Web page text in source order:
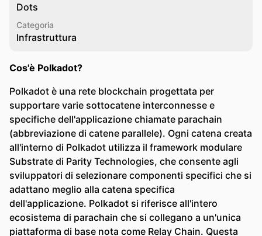
Dots
Categoria
Infrastruttura
Cos'è Polkadot?
Polkadot è una rete blockchain progettata per
supportare varie sottocatene interconnesse e
specifiche dell'applicazione chiamate parachain
(abbreviazione di catene parallele). Ogni catena creata
all'interno di Polkadot utilizza il framework modulare
Substrate di Parity Technologies, che consente agli
sviluppatori di selezionare componenti specifici che si
adattano meglio alla catena specifica
dell'applicazione. Polkadot si riferisce all'intero
ecosistema di parachain che si collegano a un'unica
piattaforma di base nota come Relay Chain. Questa